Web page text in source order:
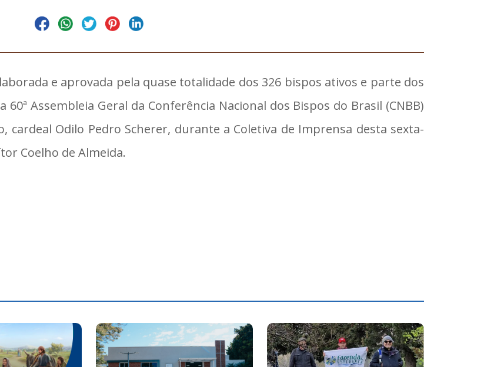
e aprovada pela quase totalidade dos 326 bispos ativos e parte dos
Assembleia Geral da Conferência Nacional dos Bispos do Brasil (CNBB)
cardeal Odilo Pedro Scherer, durante a Coletiva de Imprensa desta sexta-
Coelho de Almeida.